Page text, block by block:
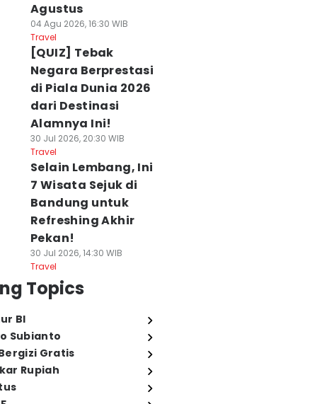
Agustus
04 Agu 2026, 16:30 WIB
Travel
[QUIZ] Tebak
Negara Berprestasi
di Piala Dunia 2026
dari Destinasi
Alamnya Ini!
30 Jul 2026, 20:30 WIB
Travel
Selain Lembang, Ini
7 Wisata Sejuk di
Bandung untuk
Refreshing Akhir
Pekan!
30 Jul 2026, 14:30 WIB
Travel
Topics
BI
Subianto
Gratis
Rupiah